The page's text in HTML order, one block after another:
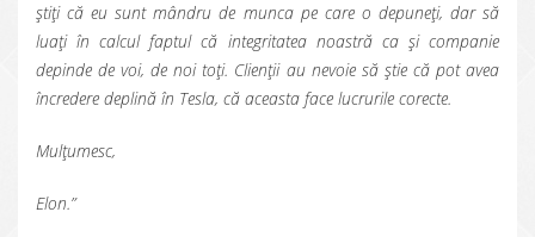
știți că eu sunt mândru de munca pe care o depuneți, dar să
luați în calcul faptul că integritatea noastră ca și companie
depinde de voi, de noi toți. Clienții au nevoie să știe că pot avea
încredere deplină în Tesla, că aceasta face lucrurile corecte.
Mulțumesc,
Elon.”